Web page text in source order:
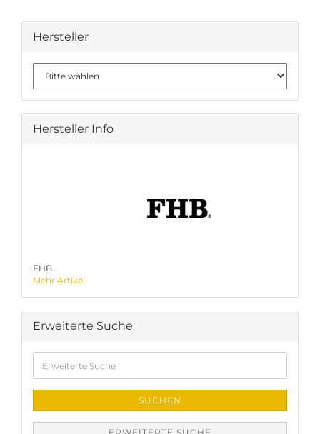
Hersteller
Hersteller Info
FHB
Mehr Artikel
Erweiterte Suche
Suche
SUCHEN